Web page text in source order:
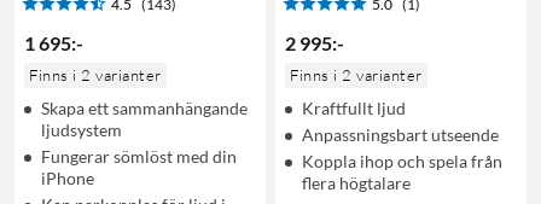
4.5 (143)
1 695:-
Finns i 2 varianter
Skapa ett sammanhängande
ljudsystem
Fungerar sömlöst med din
iPhone
5.0 (1)
2 995:-
Finns i 2 varianter
Kraftfullt ljud
Anpassningsbart utseende
Koppla ihop och spela från
flera högtalare